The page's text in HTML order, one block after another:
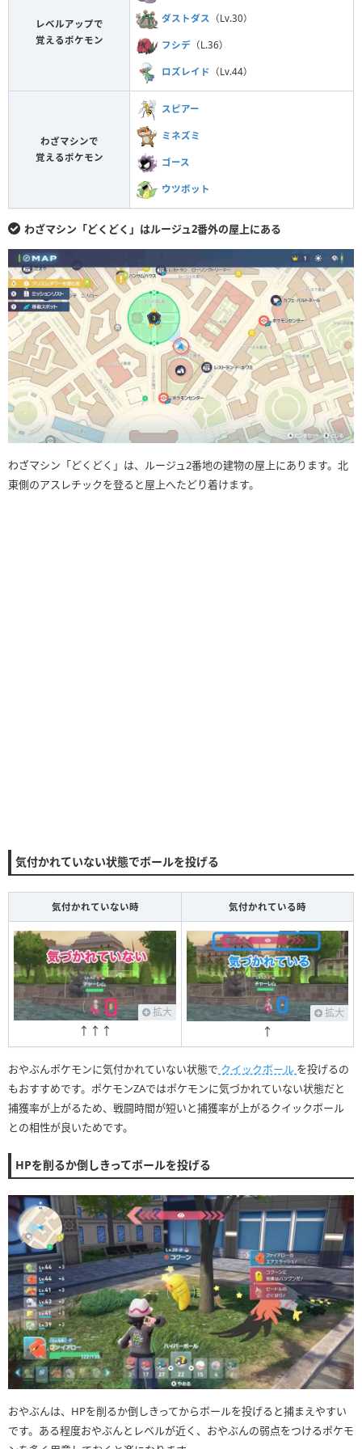
レベルアップで
覚えるポケモン
ダストダス （Lv.30）
フシデ （L.36）
ロズレイド （Lv.44）
わざマシンで
覚えるポケモン
スピアー
ミネズミ
ゴース
ウツボット
わざマシン「どくどく」はルージュ2番外の屋上にある
わざマシン「どくどく」は、ルージュ2番地の建物の屋上にあります。北
東側のアスレチックを登ると屋上へたどり着けます。
気付かれていない状態でボールを投げる
気付かれていない時 気付かれている時
拡大
↑↑↑
拡大
↑
おやぶんポケモンに気付かれていない状態で クイックボール を投げるの
もおすすめです。ポケモンZAではポケモンに気づかれていない状態だと
捕獲率が上がるため、戦闘時間が短いと捕獲率が上がるクイックボール
との相性が良いためです。
HPを削るか倒しきってボールを投げる
おやぶんは、HPを削るか倒しきってからボールを投げると捕まえやすい
です。ある程度おやぶんとレベルが近く、おやぶんの弱点をつけるポケモ